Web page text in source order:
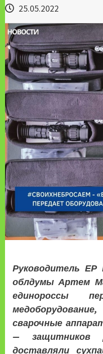
25.05.2022
Руководитель
облдумы Артем
единороссы
сварочные
—
доставляли